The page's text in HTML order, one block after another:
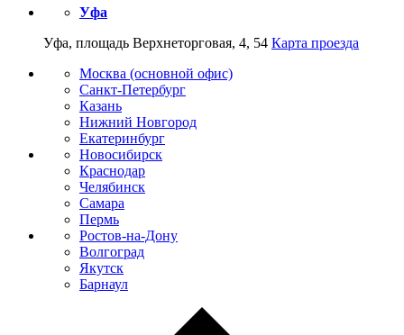
Уфа
Уфа, площадь Верхнеторговая, 4, 54 Карта проезда
Москва (основной офис)
Санкт-Петербург
Казань
Нижний Новгород
Екатеринбург
Новосибирск
Краснодар
Челябинск
Самара
Пермь
Ростов-на-Дону
Волгоград
Якутск
Барнаул